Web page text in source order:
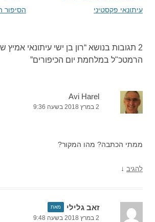
בפוסטים
עיתונאי פקסטיני
הסיפור
2 תגובות בנושא “
רון בן ישי עיתונאי
הרמטכ"ל במלחמת יום הכיפורים”
Avi Harel
2 במרץ 2018 בשעה 9:36
ממתי הכתבה? מהו המקור?
להגיב ↓
זאב גלילי מאת
2 במרץ 2018 בשעה 9:48